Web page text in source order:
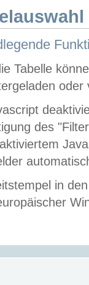
Tabelle
oder
des
in